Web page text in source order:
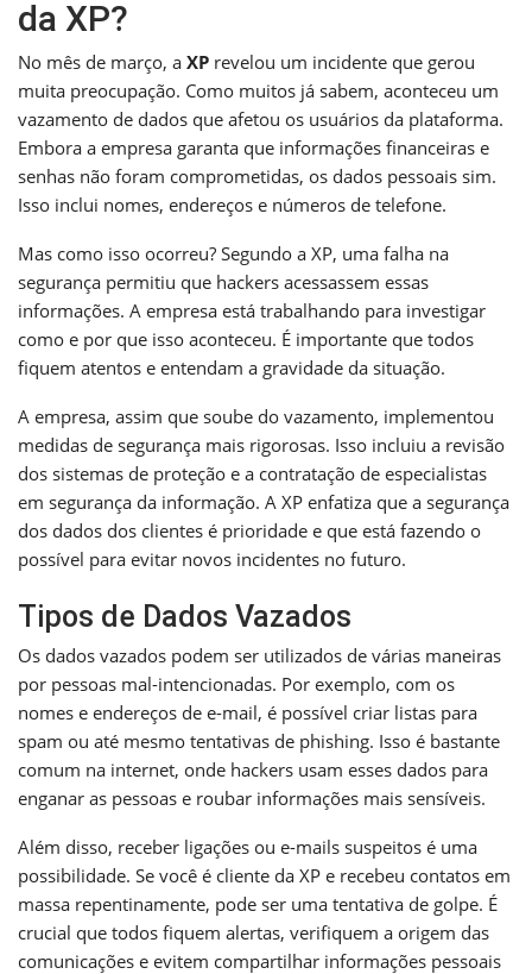
da XP?
No mês de março, a XP revelou um incidente que gerou
muita preocupação. Como muitos já sabem, aconteceu um
vazamento de dados que afetou os usuários da plataforma.
Embora a empresa garanta que informações financeiras e
senhas não foram comprometidas, os dados pessoais sim.
Isso inclui nomes, endereços e números de telefone.
Mas como isso ocorreu? Segundo a XP, uma falha na
segurança permitiu que hackers acessassem essas
informações. A empresa está trabalhando para investigar
como e por que isso aconteceu. É importante que todos
fiquem atentos e entendam a gravidade da situação.
A empresa, assim que soube do vazamento, implementou
medidas de segurança mais rigorosas. Isso incluiu a revisão
dos sistemas de proteção e a contratação de especialistas
em segurança da informação. A XP enfatiza que a segurança
dos dados dos clientes é prioridade e que está fazendo o
possível para evitar novos incidentes no futuro.
Tipos de Dados Vazados
Os dados vazados podem ser utilizados de várias maneiras
por pessoas mal-intencionadas. Por exemplo, com os
nomes e endereços de e-mail, é possível criar listas para
spam ou até mesmo tentativas de phishing. Isso é bastante
comum na internet, onde hackers usam esses dados para
enganar as pessoas e roubar informações mais sensíveis.
Além disso, receber ligações ou e-mails suspeitos é uma
possibilidade. Se você é cliente da XP e recebeu contatos em
massa repentinamente, pode ser uma tentativa de golpe. É
crucial que todos fiquem alertas, verifiquem a origem das
comunicações e evitem compartilhar informações pessoais